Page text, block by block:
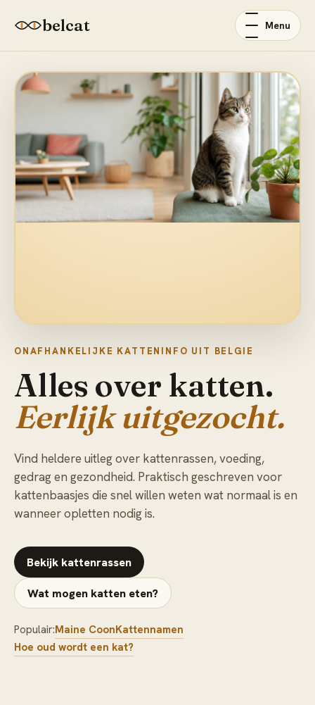
belcat Menu
ONAFHANKELIJKE KATTENINFO UIT BELGIE
Alles over katten.
Eerlijk uitgezocht.
Vind heldere uitleg over kattenrassen, voeding,
gedrag en gezondheid. Praktisch geschreven voor
kattenbaasjes die snel willen weten wat normaal is en
wanneer opletten nodig is.
Bekijk kattenrassen
Wat mogen katten eten?
Populair:Maine CoonKattennamen
Hoe oud wordt een kat?